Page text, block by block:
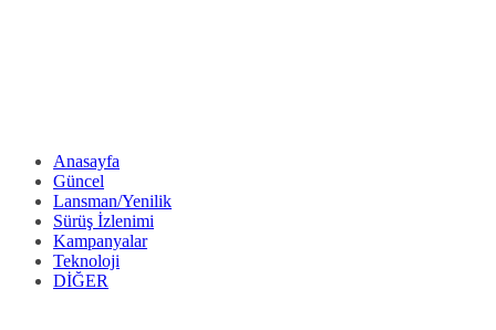
Anasayfa
Güncel
Lansman/Yenilik
Sürüş İzlenimi
Kampanyalar
Teknoloji
DİĞER